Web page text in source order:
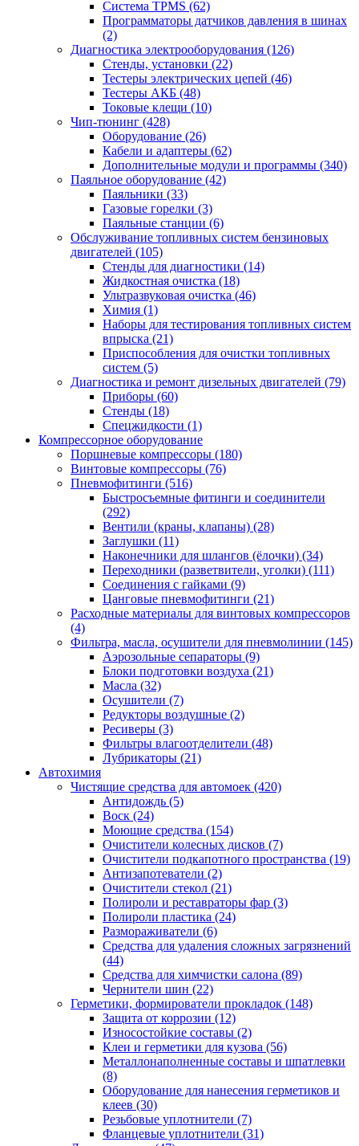
Система TPMS (62)
Программаторы датчиков давления в шинах
(2)
Диагностика электрооборудования (126)
Стенды, установки (22)
Тестеры электрических цепей (46)
Тестеры АКБ (48)
Токовые клещи (10)
Чип-тюнинг (428)
Оборудование (26)
Кабели и адаптеры (62)
Дополнительные модули и программы (340)
Паяльное оборудование (42)
Паяльники (33)
Газовые горелки (3)
Паяльные станции (6)
Обслуживание топливных систем бензиновых
двигателей (105)
Стенды для диагностики (14)
Жидкостная очистка (18)
Ультразвуковая очистка (46)
Химия (1)
Наборы для тестирования топливных систем
впрыска (21)
Приспособления для очистки топливных
систем (5)
Диагностика и ремонт дизельных двигателей (79)
Приборы (60)
Стенды (18)
Спецжидкости (1)
Компрессорное оборудование
Поршневые компрессоры (180)
Винтовые компрессоры (76)
Пневмофитинги (516)
Быстросъемные фитинги и соединители
(292)
Вентили (краны, клапаны) (28)
Заглушки (11)
Наконечники для шлангов (ёлочки) (34)
Переходники (разветвители, уголки) (111)
Соединения с гайками (9)
Цанговые пневмофитинги (21)
Расходные материалы для винтовых компрессоров
(4)
Фильтра, масла, осушители для пневмолинии (145)
Аэрозольные сепараторы (9)
Блоки подготовки воздуха (21)
Масла (32)
Осушители (7)
Редукторы воздушные (2)
Ресиверы (3)
Фильтры влагоотделители (48)
Лубрикаторы (21)
Автохимия
Чистящие средства для автомоек (420)
Антидождь (5)
Воск (24)
Моющие средства (154)
Очистители колесных дисков (7)
Очистители подкапотного пространства (19)
Антизапотеватели (2)
Очистители стекол (21)
Полироли и реставраторы фар (3)
Полироли пластика (24)
Размораживатели (6)
Средства для удаления сложных загрязнений
(44)
Средства для химчистки салона (89)
Чернители шин (22)
Герметики, формирователи прокладок (148)
Защита от коррозии (12)
Износостойкие составы (2)
Клеи и герметики для кузова (56)
Металлонаполненные составы и шпатлевки
(8)
Оборудование для нанесения герметиков и
клеев (30)
Резьбовые уплотнители (7)
Фланцевые уплотнители (31)